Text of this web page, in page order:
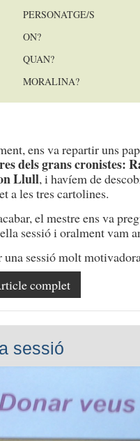
S
ens va repartir uns
dels grans cronistes:
Llull, i havíem de
a les tres cartolines.
el mestre ens va
sessió i oralment vam
una sessió molt
complet
sessió